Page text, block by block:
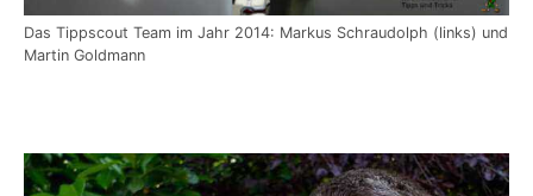
Das Tippscout Team im Jahr 2014: Markus Schraudolph (links) und
Martin Goldmann